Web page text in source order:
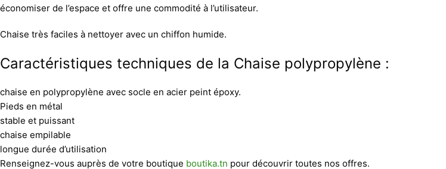
économiser de l’espace et offre une commodité à l’utilisateur.
Chaise très faciles à nettoyer avec un chiffon humide.
Caractéristiques techniques de la Chaise polypropylène :
chaise en polypropylène avec socle en acier peint époxy.
Pieds en métal
stable et puissant
chaise empilable
longue durée d’utilisation
Renseignez-vous auprès de votre boutique boutika.tn pour découvrir toutes nos offres.